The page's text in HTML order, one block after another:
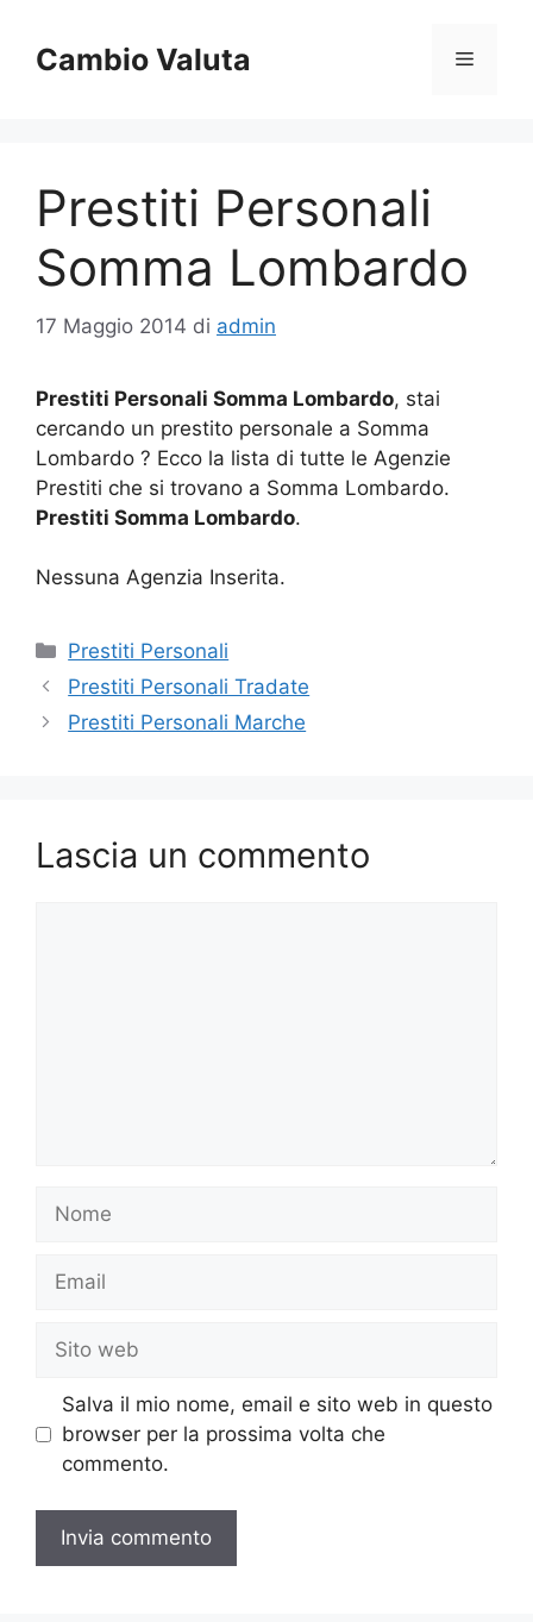
contenuto
Cambio Valuta Menu
Prestiti Personali
Somma Lombardo
17 Maggio 2014 di admin
Prestiti Personali Somma Lombardo, stai
cercando un prestito personale a Somma
Lombardo ? Ecco la lista di tutte le Agenzie
Prestiti che si trovano a Somma Lombardo.
Prestiti Somma Lombardo.
Nessuna Agenzia Inserita.
Categorie
Prestiti Personali
Prestiti Personali Tradate
Prestiti Personali Marche
Lascia un commento
Nome
Email
Sito
web
Salva il mio nome, email e sito web in questo
browser per la prossima volta che
commento.